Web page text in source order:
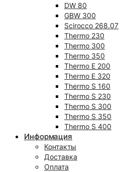
DW 80
GBW 300
Scirocco 268.07
Thermo 230
Thermo 300
Thermo 350
Thermo E 200
Thermo E 320
Thermo S 160
Thermo S 230
Thermo S 300
Thermo S 350
Thermo S 400
Информация
Контакты
Доставка
Оплата